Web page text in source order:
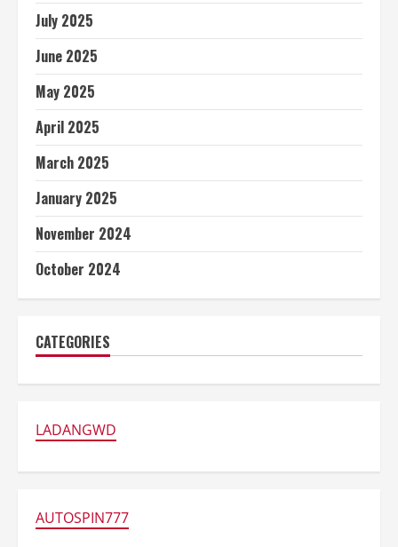
July 2025
June 2025
May 2025
April 2025
March 2025
January 2025
November 2024
October 2024
CATEGORIES
LADANGWD
AUTOSPIN777